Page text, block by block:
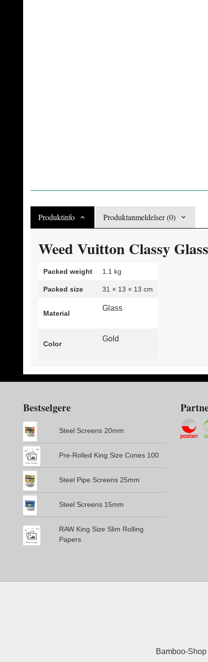
Produktinfo Produktanmeldelser (0)
Weed Vuitton Classy
Packed weight 1.1 kg
Packed size 31 × 13 × 13 cm
Material
Glass
Color
Gold
Bestselgere
Steel Screens 20mm
Pre-Rolled King Size Cones 100
Steel Pipe Screens 25mm
Steel Screens 15mm
RAW King Size Slim Rolling
Papers
Bamboo-